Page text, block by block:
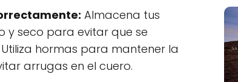
Almacena tus
y seco para evitar que se
hormas para mantener la
arrugas en el cuero.